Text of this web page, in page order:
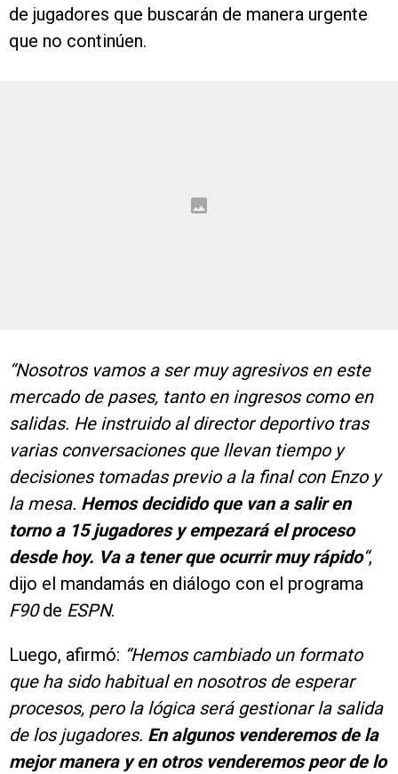
de jugadores que buscarán de manera urgente
que no continúen.
“Nosotros vamos a ser muy agresivos en este
mercado de pases, tanto en ingresos como en
salidas. He instruido al director deportivo tras
varias conversaciones que llevan tiempo y
decisiones tomadas previo a la final con Enzo y
la mesa. Hemos decidido que van a salir en
torno a 15 jugadores y empezará el proceso
desde hoy. Va a tener que ocurrir muy rápido“,
dijo el mandamás en diálogo con el programa
F90de ESPN.
Luego, afirmó: “Hemos cambiado un formato
que ha sido habitual en nosotros de esperar
procesos, pero la lógica será gestionar la salida
de los jugadores. En algunos venderemos de la
mejor manera y en otros venderemos peor de lo